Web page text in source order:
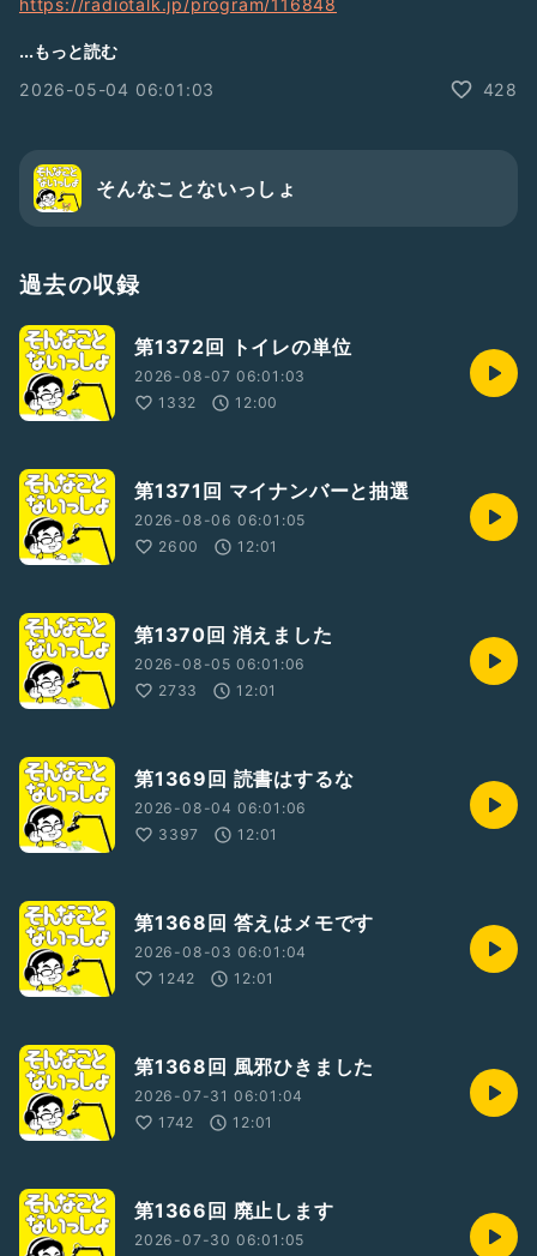
https://radiotalk.jp/program/116848
そんないプロジェクトの竹内です
この番組では、提供希望券をお送り頂きました方のお名前を紹
介させて頂いています
・ニッポン放送NEXT-RAD出演
掲載記事
・週間ダイヤモンド
・週間プレイボーイ
・日刊SPA
・夕刊フジ
他…
・2025年ラジオトーク大賞
・2024年ラジオトーク大賞
・2021年収録トーク総選挙1位
・2021年思い出に残るライブ賞受賞
・そんないプロジェクトリーダー
・2015年アップル BESTof2015
【そんないプロジェクトHP】
【ほしいものリスト】
https://www.amazon.jp/hz/wishlist/ls/1R7HCN1UEFUIV?
ref_=wl_share
...もっと読む
2026-05-04 06:01:03
428
そんなことないっしょ
過去の収録
第1372回 トイレの単位
2026-08-07 06:01:03
1332
12:00
第1371回 マイナンバーと抽選
2026-08-06 06:01:05
2600
12:01
第1370回 消えました
2026-08-05 06:01:06
2733
12:01
第1369回 読書はするな
2026-08-04 06:01:06
3397
12:01
第1368回 答えはメモです
2026-08-03 06:01:04
1242
12:01
第1368回 風邪ひきました
2026-07-31 06:01:04
1742
12:01
第1366回 廃止します
2026-07-30 06:01:05